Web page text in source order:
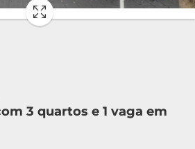
3 quartos e 1 vaga em